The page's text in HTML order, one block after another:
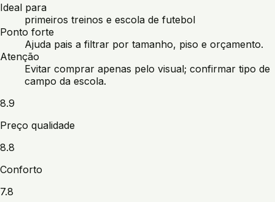
Ideal para
primeiros treinos e escola de futebol
Ponto forte
Ajuda pais a filtrar por tamanho, piso e orçamento.
Atenção
Evitar comprar apenas pelo visual; confirmar tipo de
campo da escola.
8.9
Preço qualidade
8.8
Conforto
7.8